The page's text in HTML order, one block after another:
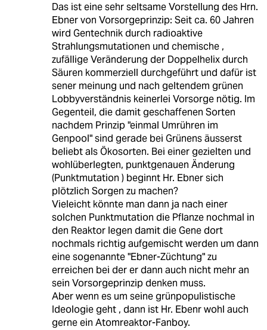
Das ist eine sehr seltsame Vorstellung des Hrn.
Ebner von Vorsorgeprinzip: Seit ca. 60 Jahren
wird Gentechnik durch radioaktive
Strahlungsmutationen und chemische ,
zufällige Veränderung der Doppelhelix durch
Säuren kommerziell durchgeführt und dafür ist
sener meinung und nach geltendem grünen
Lobbyverständnis keinerlei Vorsorge nötig. Im
Gegenteil, die damit geschaffenen Sorten
nachdem Prinzip "einmal Umrühren im
Genpool" sind gerade bei Grünens äusserst
beliebt als Ökosorten. Bei einer gezielten und
wohlüberlegten, punktgenauen Änderung
(Punktmutation ) beginnt Hr. Ebner sich
plötzlich Sorgen zu machen?
Vieleicht könnte man dann ja nach einer
solchen Punktmutation die Pflanze nochmal in
den Reaktor legen damit die Gene dort
nochmals richtig aufgemischt werden um dann
eine sogenannte "Ebner-Züchtung" zu
erreichen bei der er dann auch nicht mehr an
sein Vorsorgeprinzip denken muss.
Aber wenn es um seine grünpopulistische
Ideologie geht , dann ist Hr. Ebenr wohl auch
gerne ein Atomreaktor-Fanboy.